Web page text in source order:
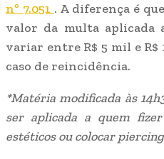
nº 7.051 . A diferença é
valor da multa aplicada
variar entre R$ 5 mil e R$
caso de reincidência.
*Matéria modificada às
ser aplicada a quem
estéticos ou colocar